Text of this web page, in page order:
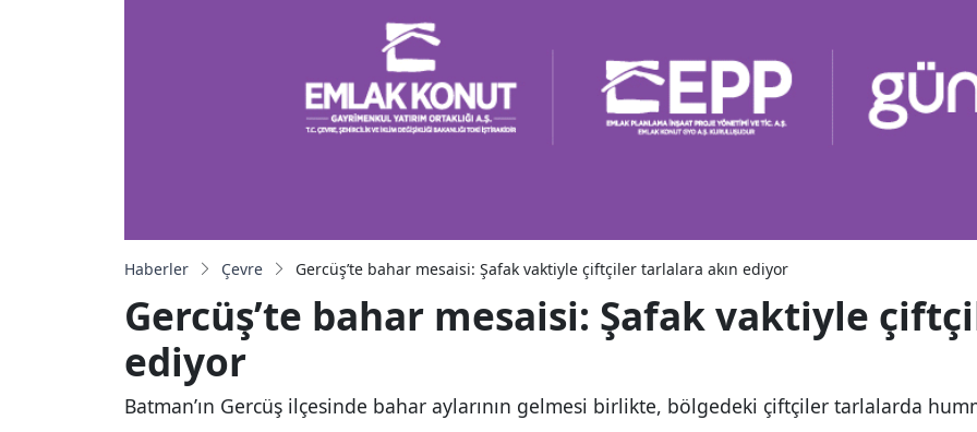
Haberler Çevre Gercüş’te bahar mesaisi: Şafak vaktiyle çiftçiler tarlalara akın ediyor
Gercüş’te bahar mesaisi: Şafak vaktiyle
ediyor
Batman’ın Gercüş ilçesinde bahar aylarının gelmesi birlikte, bölgedeki çiftçiler tarlalarda